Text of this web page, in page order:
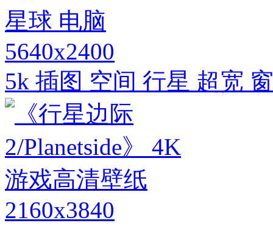
5640x2400
5k 插图 空间 行星 超宽
2160x3840